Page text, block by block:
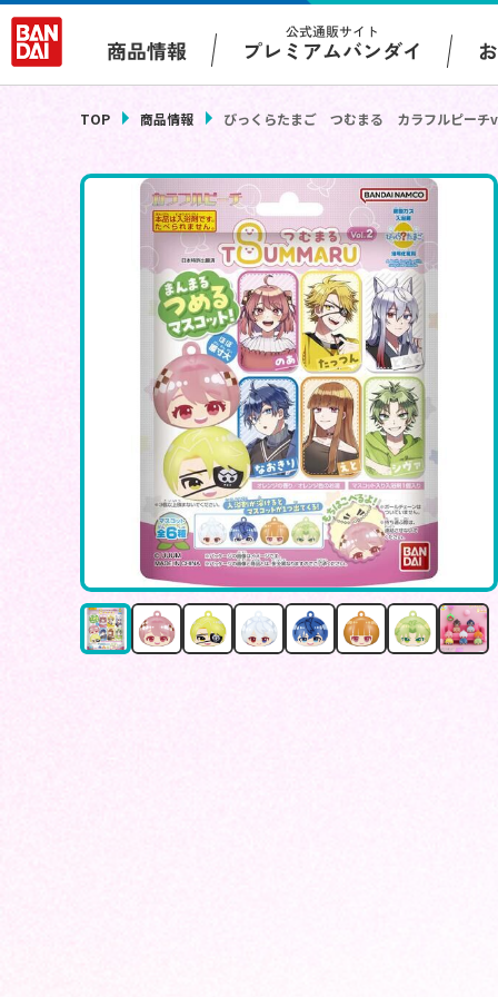
商品情報
公式通販サイト
プレミアムバンダイ
TOP 商品情報 びっくらたまご つむまる カラフルピーチ